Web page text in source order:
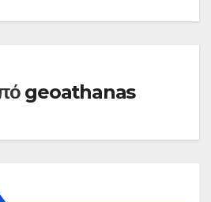
geoathanas